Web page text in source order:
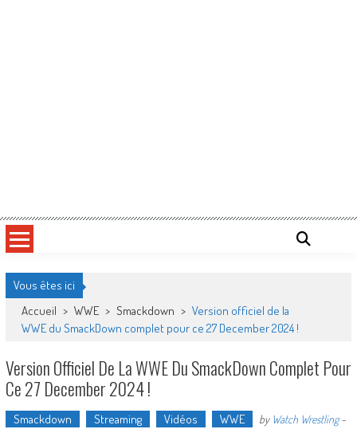
Vous êtes ici
Accueil > WWE > Smackdown > Version officiel de la
WWE du SmackDown complet pour ce 27 December 2024 !
Version Officiel De La WWE Du SmackDown Complet Pour
Ce 27 December 2024 !
Smackdown Streaming Vidéos WWE by Watch Wrestling-